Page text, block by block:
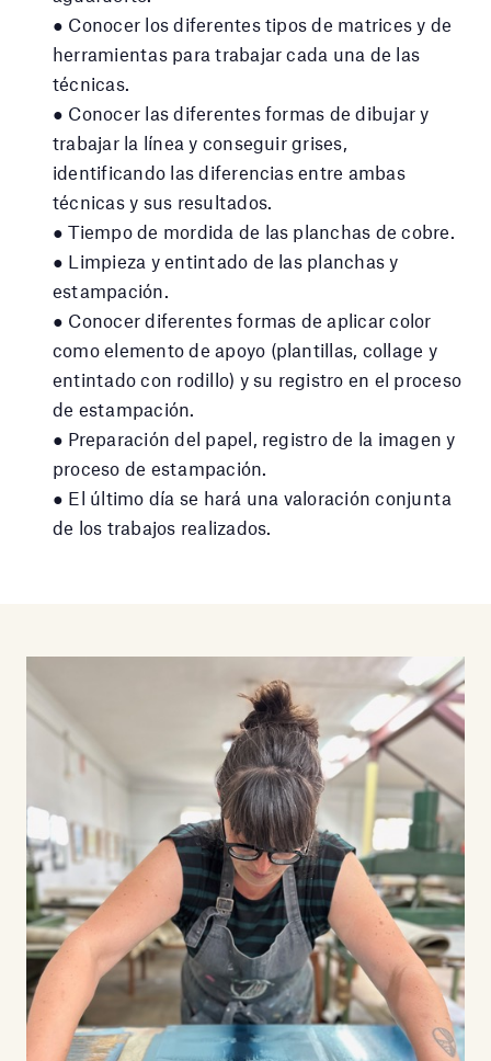
● Conocer los diferentes tipos de matrices y de
herramientas para trabajar cada una de las
técnicas.
● Conocer las diferentes formas de dibujar y
trabajar la línea y conseguir grises,
identificando las diferencias entre ambas
técnicas y sus resultados.
● Tiempo de mordida de las planchas de cobre.
● Limpieza y entintado de las planchas y
estampación.
● Conocer diferentes formas de aplicar color
como elemento de apoyo (plantillas, collage y
entintado con rodillo) y su registro en el proceso
de estampación.
● Preparación del papel, registro de la imagen y
proceso de estampación.
● El último día se hará una valoración conjunta
de los trabajos realizados.